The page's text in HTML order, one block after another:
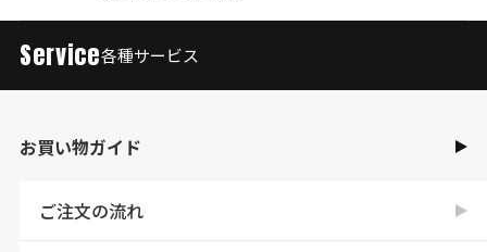
Service各種サービス
お買い物ガイド
ご注文の流れ